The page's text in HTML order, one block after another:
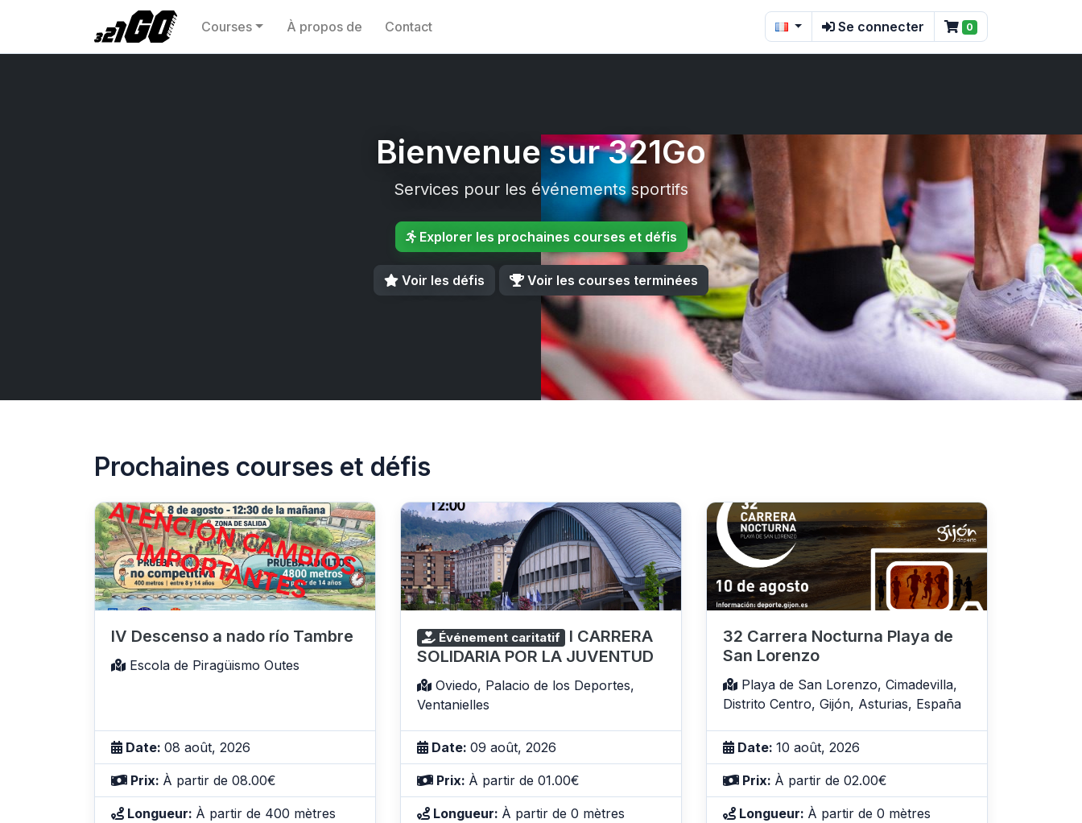
Courses À propos de Contact Se connecter 0
Bienvenue sur 321Go
Services pour les événements sportifs
Explorer les prochaines courses et défis
Voir les défis Voir les courses terminées
Prochaines courses et défis
IV Descenso a nado río Tambre
Escola de Piragüismo Outes
Date: 08 août, 2026
Prix: À partir de 08.00€
Longueur: À partir de 400 mètres
Événement caritatif
I CARRERA
SOLIDARIA POR LA JUVENTUD
Oviedo, Palacio de los Deportes,
Ventanielles
Date: 09 août, 2026
Prix: À partir de 01.00€
Longueur: À partir de 0 mètres
32 Carrera Nocturna Playa de
San Lorenzo
Playa de San Lorenzo, Cimadevilla,
Distrito Centro, Gijón, Asturias, España
Date: 10 août, 2026
Prix: À partir de 02.00€
Longueur: À partir de 0 mètres